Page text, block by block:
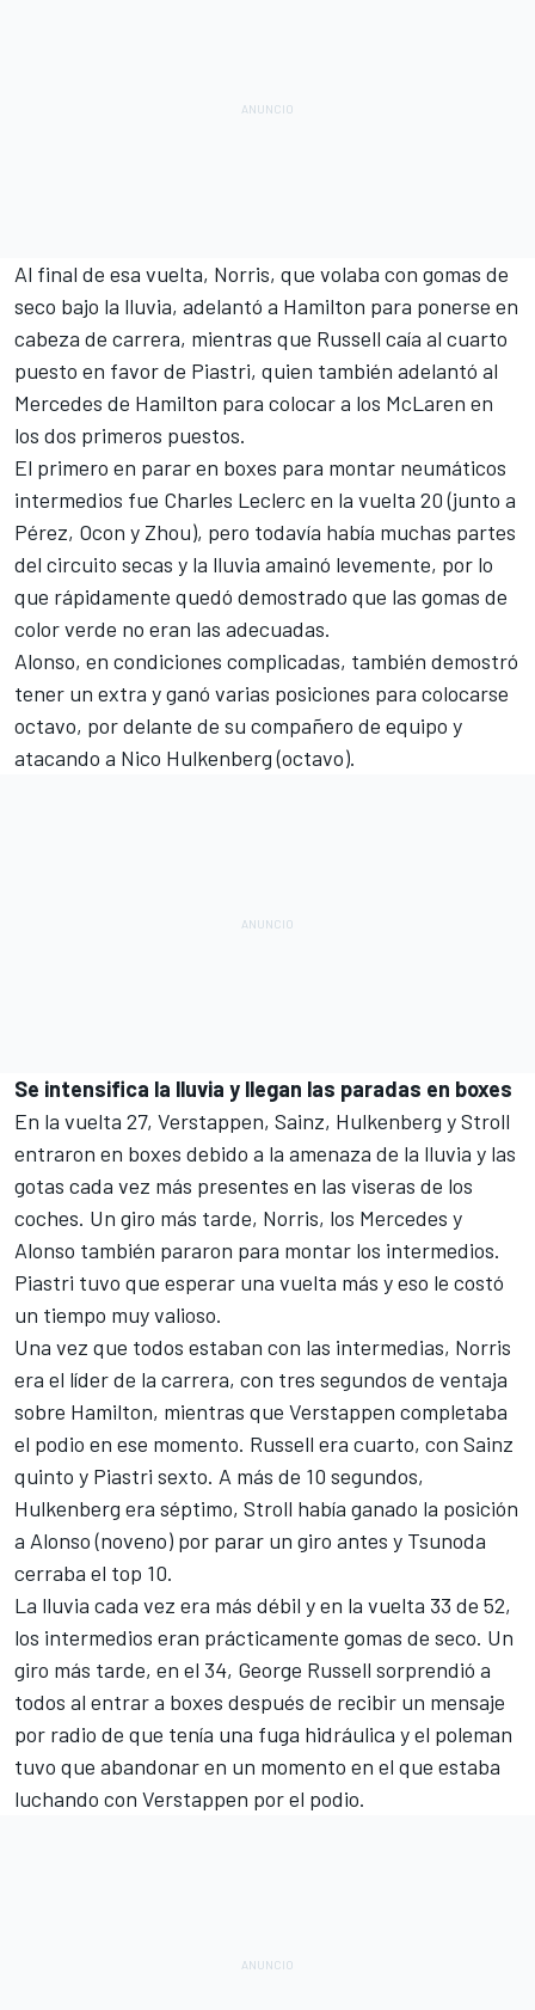
Al final de esa vuelta, Norris, que volaba con gomas de
seco bajo la lluvia, adelantó a Hamilton para ponerse en
cabeza de carrera, mientras que Russell caía al cuarto
puesto en favor de Piastri, quien también adelantó al
Mercedes de Hamilton para colocar a los McLaren en
los dos primeros puestos.
El primero en parar en boxes para montar neumáticos
intermedios fue Charles Leclerc en la vuelta 20 (junto a
Pérez, Ocon y Zhou), pero todavía había muchas partes
del circuito secas y la lluvia amainó levemente, por lo
que rápidamente quedó demostrado que las gomas de
color verde no eran las adecuadas.
Alonso, en condiciones complicadas, también demostró
tener un extra y ganó varias posiciones para colocarse
octavo, por delante de su compañero de equipo y
atacando a Nico Hulkenberg (octavo).
Se intensifica la lluvia y llegan las paradas en boxes
En la vuelta 27, Verstappen, Sainz, Hulkenberg y Stroll
entraron en boxes debido a la amenaza de la lluvia y las
gotas cada vez más presentes en las viseras de los
coches. Un giro más tarde, Norris, los Mercedes y
Alonso también pararon para montar los intermedios.
Piastri tuvo que esperar una vuelta más y eso le costó
un tiempo muy valioso.
Una vez que todos estaban con las intermedias, Norris
era el líder de la carrera, con tres segundos de ventaja
sobre Hamilton, mientras que Verstappen completaba
el podio en ese momento. Russell era cuarto, con Sainz
quinto y Piastri sexto. A más de 10 segundos,
Hulkenberg era séptimo, Stroll había ganado la posición
a Alonso (noveno) por parar un giro antes y Tsunoda
cerraba el top 10.
La lluvia cada vez era más débil y en la vuelta 33 de 52,
los intermedios eran prácticamente gomas de seco. Un
giro más tarde, en el 34, George Russell sorprendió a
todos al entrar a boxes después de recibir un mensaje
por radio de que tenía una fuga hidráulica y el poleman
tuvo que abandonar en un momento en el que estaba
luchando con Verstappen por el podio.